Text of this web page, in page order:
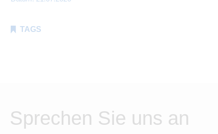
TAGS
Sprechen Sie uns an